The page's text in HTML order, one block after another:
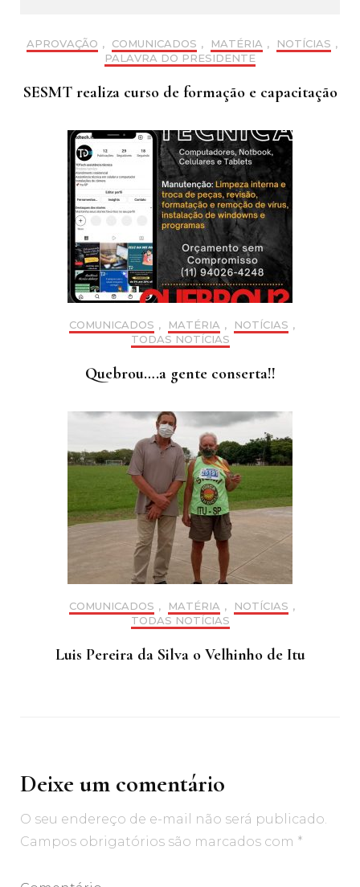
APROVAÇÃO , COMUNICADOS , MATÉRIA , NOTÍCIAS ,
PALAVRA DO PRESIDENTE
SESMT realiza curso de formação e capacitação
COMUNICADOS , MATÉRIA , NOTÍCIAS ,
TODAS NOTÍCIAS
Quebrou….a gente conserta!!
COMUNICADOS , MATÉRIA , NOTÍCIAS ,
TODAS NOTÍCIAS
Luis Pereira da Silva o Velhinho de Itu
Deixe um comentário
O seu endereço de e-mail não será publicado.
Campos obrigatórios são marcados com *